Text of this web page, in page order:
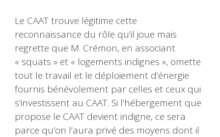
Le CAAT trouve légitime cette
reconnaissance du rôle qu’il joue mais
regrette que M. Crémon, en associant
« squats » et « logements indignes », omette
tout le travail et le déploiement d’énergie
fournis bénévolement par celles et ceux qui
s’investissent au CAAT. Si l’hébergement que
propose le CAAT devient indigne, ce sera
parce qu’on l’aura privé des moyens dont il